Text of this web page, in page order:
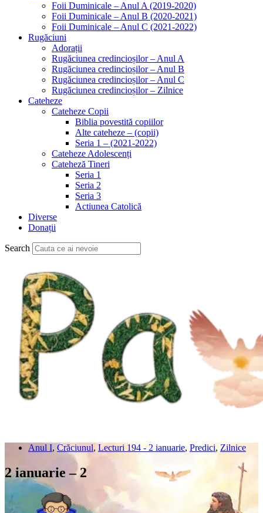
Foii Duminicale – Anul A (2019-2020)
Foii Duminicale – Anul B (2020-2021)
Foii Duminicale – Anul C (2021-2022)
Rugăciuni
Adorații
Rugăciunea credincioșilor – Anul A
Rugăciunea credincioșilor – Anul B
Rugăciunea credincioșilor – Anul C
Rugăciunea credincioșilor – Zilnice
Cateheze
Cateheze Copii
Biblia povestită copiilor
Alte cateheze – (copii)
Seria 1 – (2021-2022)
Cateheze Adolescenți
Cateheză Tineri
Seria 1
Seria 2
Seria 3
Actiunea Catolică
Diverse
Donații
Search
Anul I, Crăciunul, Lecturi 194 - 2 ianuarie, Predici, Zilnice
2 ianuarie – 2